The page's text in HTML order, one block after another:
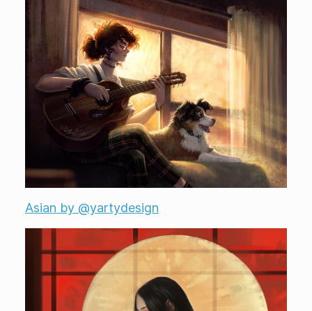
Asian by @yartydesign